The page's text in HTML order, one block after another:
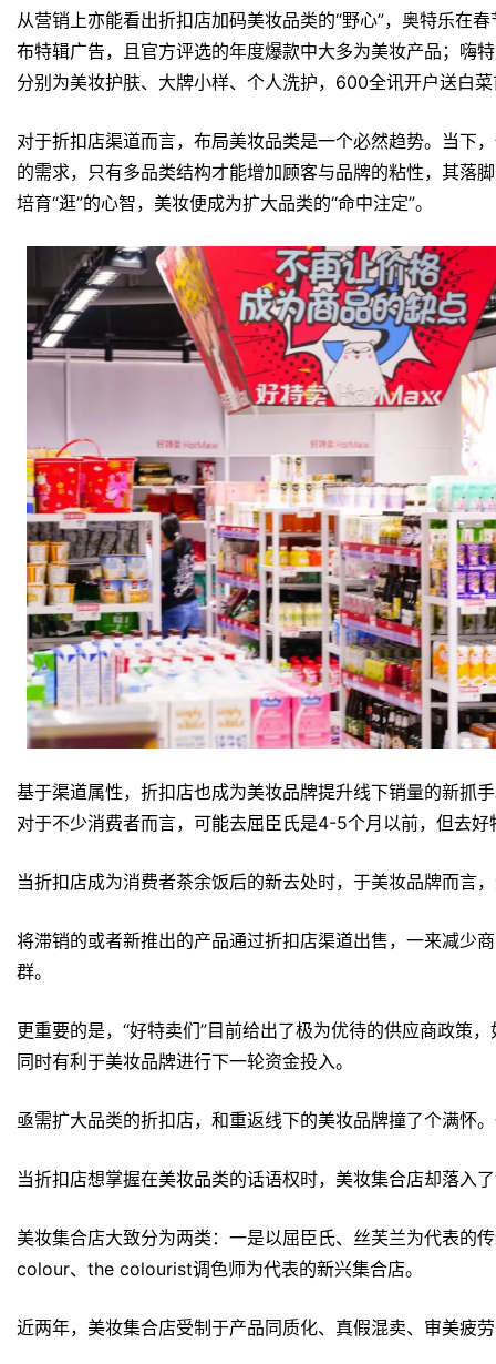
从营销上亦能看出折扣店加码美妆品类的“野心”，奥特乐在
布特辑广告，且官方评选的年度爆款中大多为美妆产品；嗨
分别为美妆护肤、大牌小样、个人洗护，600全讯开户送白
对于折扣店渠道而言，布局美妆品类是一个必然趋势。当下
的需求，只有多品类结构才能增加顾客与品牌的粘性，其落
培育“逛”的心智，美妆便成为扩大品类的“命中注定”。
基于渠道属性，折扣店也成为美妆品牌提升线下销量的新抓
对于不少消费者而言，可能去屈臣氏是4-5个月以前，但去好
当折扣店成为消费者茶余饭后的新去处时，于美妆品牌而言
将滞销的或者新推出的产品通过折扣店渠道出售，一来减少
群。
更重要的是，“好特卖们”目前给出了极为优待的供应商政策
同时有利于美妆品牌进行下一轮资金投入。
亟需扩大品类的折扣店，和重返线下的美妆品牌撞了个满怀
当折扣店想掌握在美妆品类的话语权时，美妆集合店却落入
美妆集合店大致分为两类：一是以屈臣氏、丝芙兰为代表的
colour、the colourist调色师为代表的新兴集合店。
近两年，美妆集合店受制于产品同质化、真假混卖、审美疲